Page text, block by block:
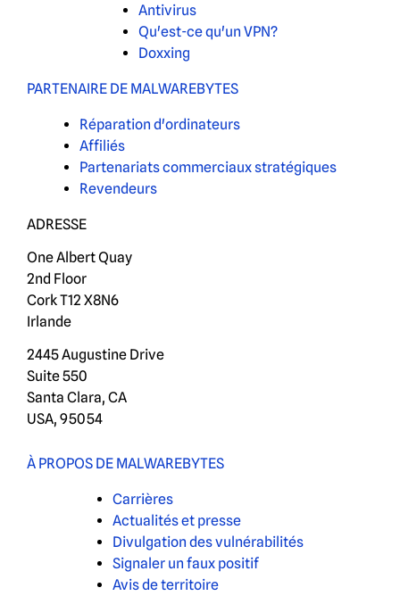
Antivirus
Qu'est-ce qu'un VPN?
Doxxing
PARTENAIRE DE MALWAREBYTES
Réparation d'ordinateurs
Affiliés
Partenariats commerciaux stratégiques
Revendeurs
ADRESSE
One Albert Quay
2nd Floor
Cork T12 X8N6
Irlande
2445 Augustine Drive
Suite 550
Santa Clara, CA
USA, 95054
À PROPOS DE MALWAREBYTES
Carrières
Actualités et presse
Divulgation des vulnérabilités
Signaler un faux positif
Avis de territoire